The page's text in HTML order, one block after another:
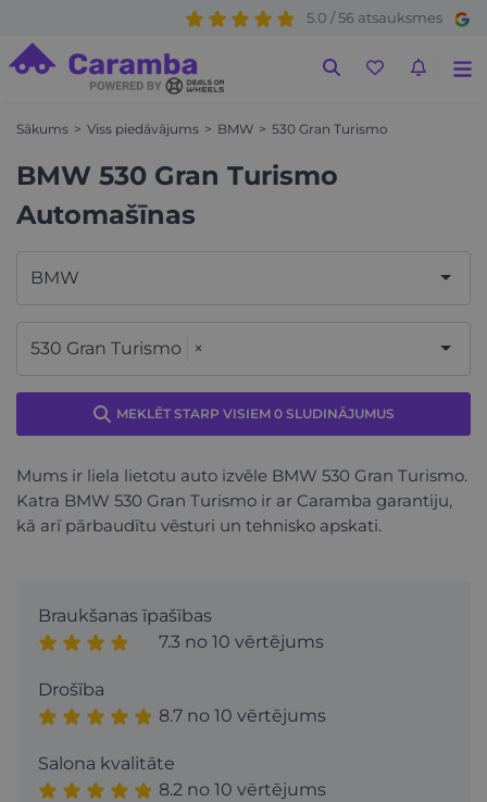
5.0 / 56 atsauksmes
Sākums Viss piedāvājums BMW 530 Gran Turismo
BMW 530 Gran Turismo
Automašīnas
BMW
530 Gran Turismo ×
MEKLĒT STARP VISIEM 0 SLUDINĀJUMUS
Mums ir liela lietotu auto izvēle BMW 530 Gran Turismo.
Katra BMW 530 Gran Turismo ir ar Caramba garantiju,
kā arī pārbaudītu vēsturi un tehnisko apskati.
Braukšanas īpašības
7.3 no 10 vērtējums
Drošība
8.7 no 10 vērtējums
Salona kvalitāte
8.2 no 10 vērtējums